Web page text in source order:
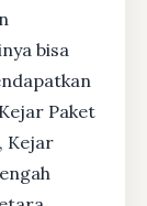
bisa
Paket
Kejar